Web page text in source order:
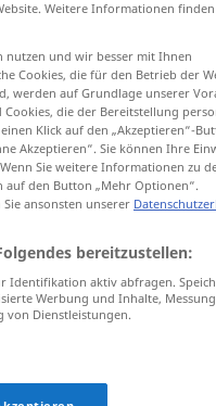
Weitere Informationen finden
nutzen und wir besser mit Ihnen
Cookies, die für den Betrieb der
werden auf Grundlage unserer
die der Bereitstellung
Klick auf den „Akzeptieren“-
Akzeptieren“. Sie können Ihre
Sie weitere Informationen zu
auf den Button „Mehr Optionen“.
ansonsten unserer
bereitzustellen:
Identifikation aktiv abfragen.
Werbung und Inhalte,
von Dienstleistungen.